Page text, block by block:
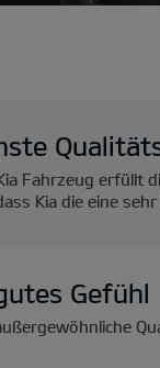
Fahrzeug erfüllt
Kia die eine
Gefühl